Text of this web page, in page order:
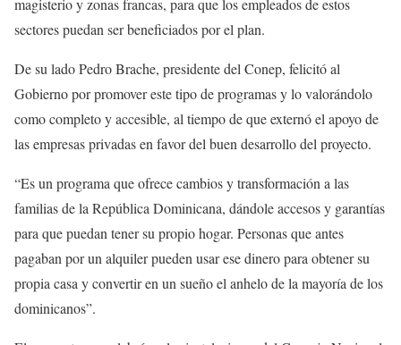
magisterio y zonas francas, para que los empleados de estos
sectores puedan ser beneficiados por el plan.
De su lado Pedro Brache, presidente del Conep, felicitó al
Gobierno por promover este tipo de programas y lo valorándolo
como completo y accesible, al tiempo de que externó el apoyo de
las empresas privadas en favor del buen desarrollo del proyecto.
“Es un programa que ofrece cambios y transformación a las
familias de la República Dominicana, dándole accesos y garantías
para que puedan tener su propio hogar. Personas que antes
pagaban por un alquiler pueden usar ese dinero para obtener su
propia casa y convertir en un sueño el anhelo de la mayoría de los
dominicanos”.